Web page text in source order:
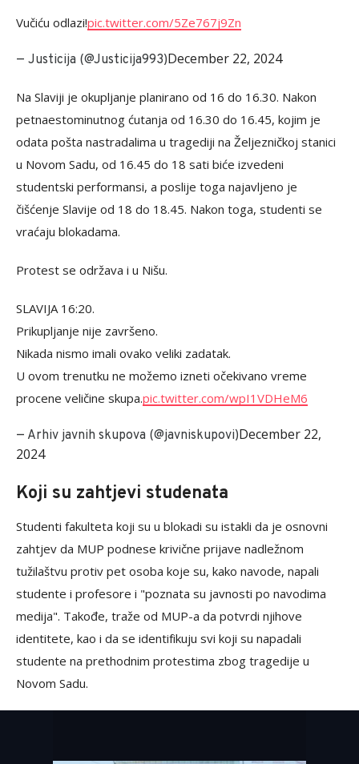
Vučiću odlazi!pic.twitter.com/5Ze767j9Zn
— Justicija (@Justicija993)December 22, 2024
Na Slaviji je okupljanje planirano od 16 do 16.30. Nakon
petnaestominutnog ćutanja od 16.30 do 16.45, kojim je
odata pošta nastradalima u tragediji na Željezničkoj stanici
u Novom Sadu, od 16.45 do 18 sati biće izvedeni
studentski performansi, a poslije toga najavljeno je
čišćenje Slavije od 18 do 18.45. Nakon toga, studenti se
vraćaju blokadama.
Protest se održava i u Nišu.
SLAVIJA 16:20.
Prikupljanje nije završeno.
Nikada nismo imali ovako veliki zadatak.
U ovom trenutku ne možemo izneti očekivano vreme
procene veličine skupa.pic.twitter.com/wpI1VDHeM6
— Arhiv javnih skupova (@javniskupovi)December 22,
2024
Koji su zahtjevi studenata
Studenti fakulteta koji su u blokadi su istakli da je osnovni
zahtjev da MUP podnese krivične prijave nadležnom
tužilaštvu protiv pet osoba koje su, kako navode, napali
studente i profesore i "poznata su javnosti po navodima
medija". Takođe, traže od MUP-a da potvrdi njihove
identitete, kao i da se identifikuju svi koji su napadali
studente na prethodnim protestima zbog tragedije u
Novom Sadu.